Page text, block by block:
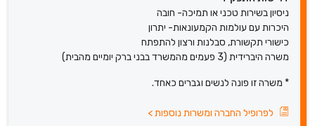
ניסיון בשירות טכני או תמיכה- חובה
היכרות עם עולמות הקמעונאות- יתרון
כישורי תקשורת, סבלנות ורצון להתפתח
משרה היברידית (3 פעמים מהמשרד בבני ברק יומיים מהבית)
* משרה זו פונה לנשים וגברים כאחד.
לפרופיל החברה ומשרות נוספות>